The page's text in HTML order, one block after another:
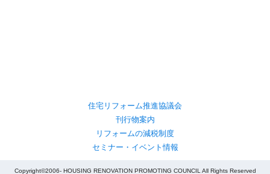
住宅リフォーム推進協議会
刊行物案内
リフォームの減税制度
セミナー・イベント情報
Copyright©2006- HOUSING RENOVATION PROMOTING COUNCIL All Rights Reserved